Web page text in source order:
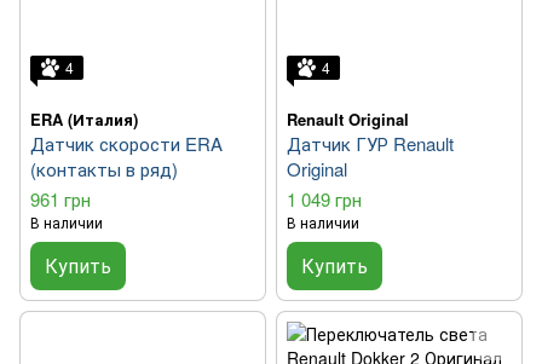
4
ERA (Италия)
Датчик скорости ERA
(контакты в ряд)
961 грн
В наличии
Купить
4
Renault Original
Датчик ГУР Renault
Original
1 049 грн
В наличии
Купить